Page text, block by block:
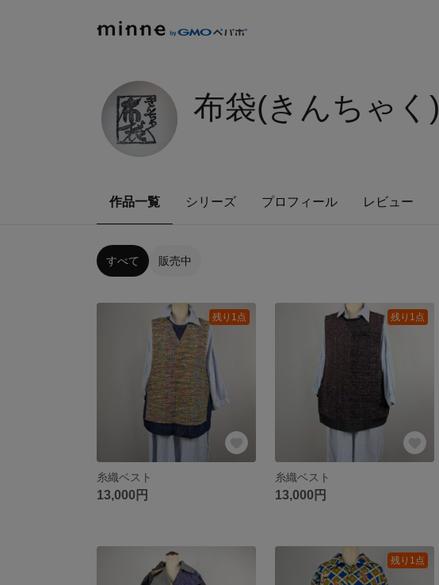
布袋(きんちゃく)
作品一覧 シリーズ プロフィール レビュー
すべて 販売中
残り1点
糸織ベスト
13,000円
残り1点
糸織ベスト
13,000円
残り1点